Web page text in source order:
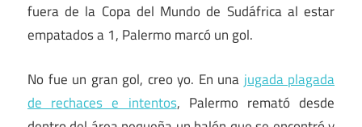
fuera de la Copa del Mundo de Sudáfrica al estar
empatados a 1, Palermo marcó un gol.
No fue un gran gol, creo yo. En una jugada plagada
de rechaces e intentos, Palermo remató desde